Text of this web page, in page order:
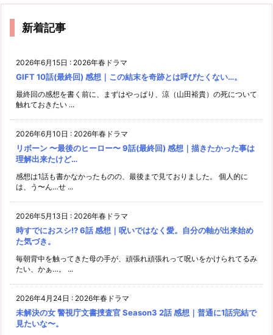
新着記事
2026年6月15日 : 2026年春ドラマ
GIFT 10話(最終回) 感想｜この結末を奇跡とは呼びたくない…。
最終回の感想を書く前に、まずはやっぱり、涼（山田裕貴）の死について
触れておきたい ...
2026年6月10日 : 2026年春ドラマ
リボーン 〜最後のヒーロー〜 9話(最終回) 感想｜描きたかった事は
理解出来たけど…
感想は1話も書かなかったものの、最後まで見ておりました。 個人的に
は、う〜ん…せ ...
2026年5月13日 : 2026年春ドラマ
時すでにおスシ!? 6話 感想｜呪いではなく愛。自分の軸が出来始め
た気づき。
毎朝背中を触ってきた母の手が、頑張れ頑張れって呪いをかけられてるみ
たい、かぁ…。 ...
2026年4月24日 : 2026年春ドラマ
未解決の女 警視庁文書捜査官 Season3 2話 感想｜普通に1話完結で
見たいな〜。